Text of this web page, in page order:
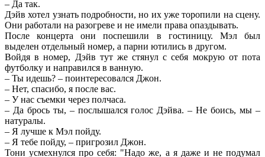
– Да так.
Дэйв хотел узнать подробности, но их уже торопили на сцену.
Они работали на разогреве и не имели права опаздывать.
После концерта они поспешили в гостиницу. Мэл был
выделен отдельный номер, а парни ютились в другом.
Войдя в номер, Дэйв тут же стянул с себя мокрую от пота
футболку и направился в ванную.
– Ты идешь? – поинтересовался Джон.
– Нет, спасибо, я после вас.
– У нас съемки через полчаса.
– Да брось ты, – послышался голос Дэйва. – Не боись, мы –
натуралы.
– Я лучше к Мэл пойду.
– Я тебе пойду, – пригрозил Джон.
Тони усмехнулся про себя: "Надо же, а я даже и не подумал